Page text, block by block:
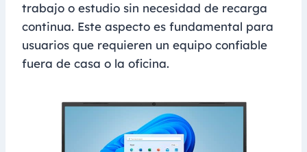
trabajo o estudio sin necesidad de recarga
continua. Este aspecto es fundamental para
usuarios que requieren un equipo confiable
fuera de casa o la oficina.